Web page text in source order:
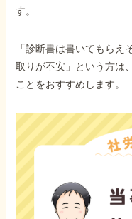
す。
「診断書は書いてもらえ
取りが不安」という方は
ことをおすすめします。